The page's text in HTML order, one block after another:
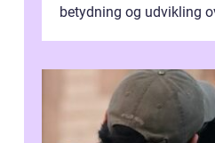
betydning og udvikling